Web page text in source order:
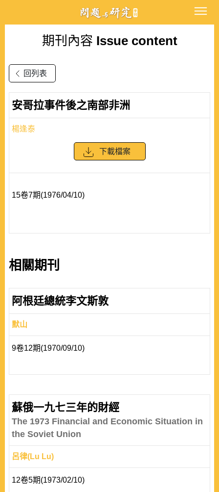
期刊內容 Issue content
回列表
安哥拉事件後之南部非洲
楊逢泰
下載檔案
15卷7期(1976/04/10)
相關期刊
阿根廷總統李文斯敦
默山
9卷12期(1970/09/10)
蘇俄一九七三年的財經
The 1973 Financial and Economic Situation in
the Soviet Union
呂律(Lu Lu)
12卷5期(1973/02/10)